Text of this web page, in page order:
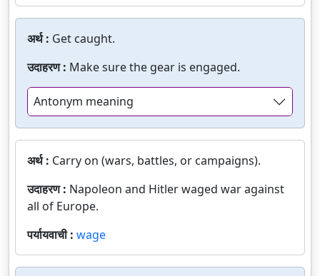
अर्थ : Get caught.
उदाहरण : Make sure the gear is engaged.
Antonym meaning
अर्थ : Carry on (wars, battles, or campaigns).
उदाहरण : Napoleon and Hitler waged war against
all of Europe.
पर्यायवाची : wage